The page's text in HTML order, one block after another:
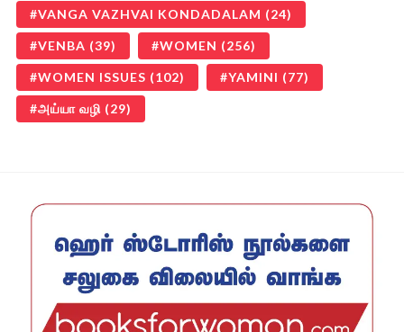
VANGA VAZHVAI KONDADALAM (24)
VENBA (39) WOMEN (256)
WOMEN ISSUES (102) YAMINI (77)
அய்யா வழி (29)